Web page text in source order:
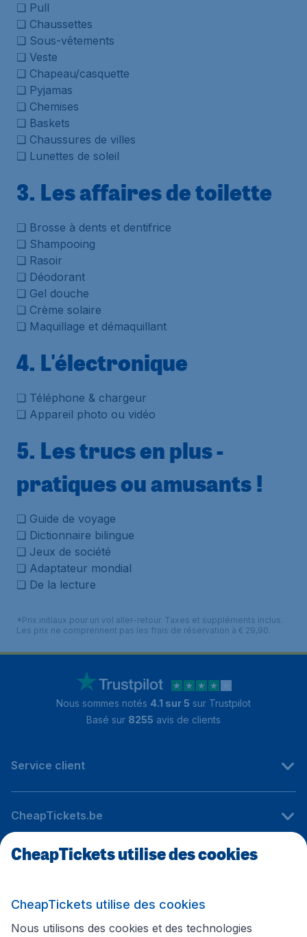
❑ Pull
❑ Chaussettes
❑ Sous-vêtements
❑ Veste
❑ Chapeau/casquette
❑ Pyjamas
❑ Chemises
❑ Baskets
❑ Chaussures de villes
❑ Lunettes de soleil
3. Les affaires de toilette
❑ Brosse à dents et dentifrice
❑ Shampooing
❑ Rasoir
❑ Déodorant
❑ Gel douche
❑ Crème solaire
❑ Maquillage et démaquillant
4. L'électronique
❑ Téléphone & chargeur
❑ Appareil photo ou vidéo
5. Les trucs en plus -
pratiques ou amusants !
❑ Guide de voyage
❑ Dictionnaire bilingue
❑ Jeux de société
❑ Adaptateur mondial
❑ De la lecture
*Prix initiaux pour un vol aller-retour. Taxes et suppléments inclus.
Les prix ne comprennent pas les frais de réservation à € 29,90.
Nous sommes notés 4.1 sur 5 sur Trustpilot
Basé sur 8255 avis de clients
Service client
CheapTickets.be
Sites internationaux
Suivez CheapTickets.be
CheapTickets utilise des cookies
CheapTickets utilise des cookies
Nous utilisons des cookies et des technologies